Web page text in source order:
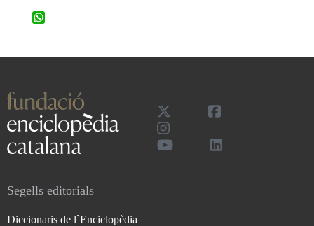
Segells editorials
Diccionaris de l`Enciclopèdia